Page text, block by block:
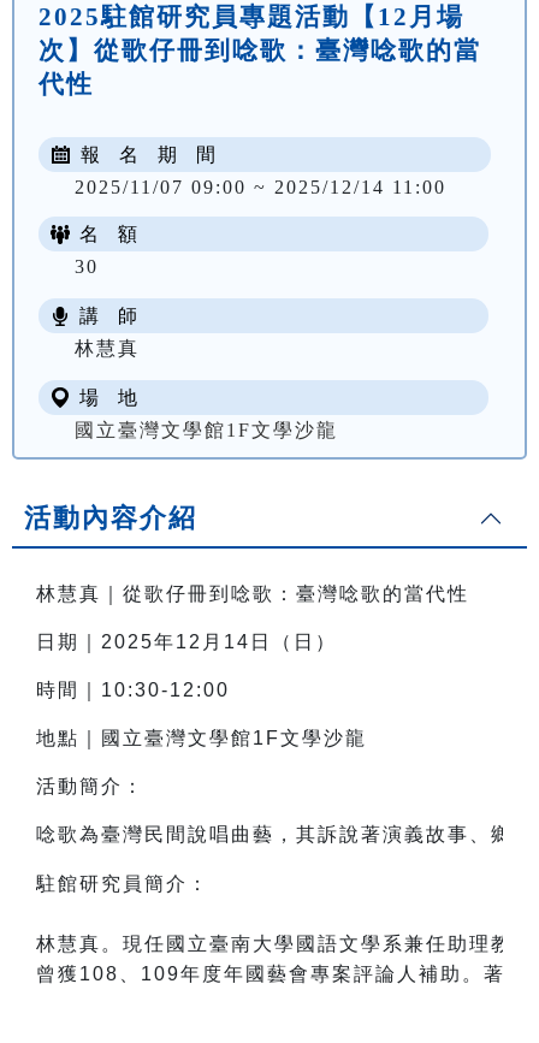
2025駐館研究員專題活動【12月場
次】從歌仔冊到唸歌：臺灣唸歌的當
代性
報 名 期 間
2025/11/07 09:00 ~ 2025/12/14 11:00
名 額
30
講 師
林慧真
場 地
國立臺灣文學館1F文學沙龍
活動內容介紹
林慧真 從歌仔冊到唸歌：臺灣唸歌的當代性
日期｜2025年12月14日（日）
時間｜10:30-12:00
地點｜國立臺灣文學館1F文學沙龍
活動簡介：
唸歌為臺灣民間說唱曲藝，其訴說著演義故事、鄉
駐館研究員簡介：
林慧真。現任國立臺南大學國語文學系兼任助理教
曾獲108、109年度年國藝會專案評論人補助。著有